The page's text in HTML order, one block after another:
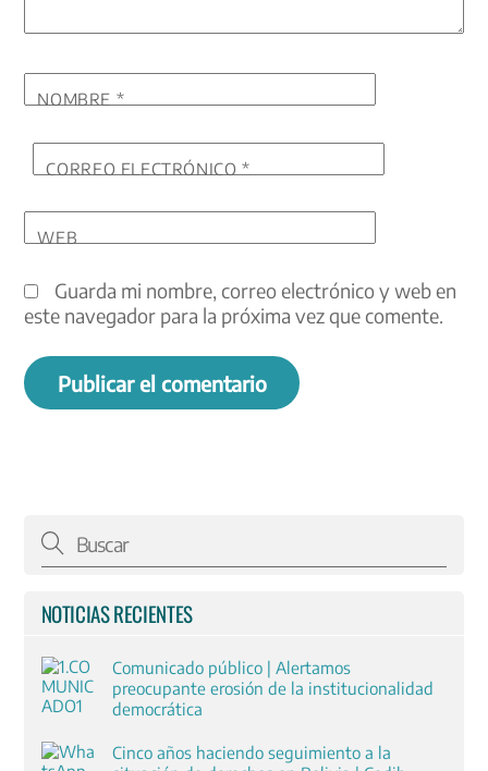
NOMBRE *
CORREO ELECTRÓNICO*
WEB
Guarda mi nombre, correo electrónico y web en
este navegador para la próxima vez que comente.
NOTICIAS RECIENTES
Comunicado público | Alertamos
preocupante erosión de la institucionalidad
democrática
Cinco años haciendo seguimiento a la